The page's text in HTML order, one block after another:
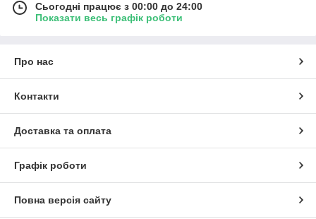
Сьогодні працює з 00:00 до 24:00
Показати весь графік роботи
Про нас
Контакти
Доставка та оплата
Графік роботи
Повна версія сайту